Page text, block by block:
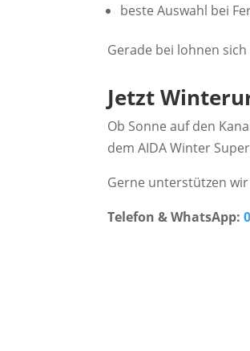
beste Auswahl bei
Gerade bei lohnen
Jetzt
Ob Sonne auf den
dem AIDA Winter
Gerne unterstützen
Telefon & WhatsApp: